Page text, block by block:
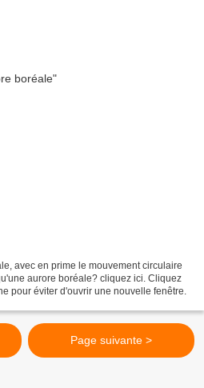
avec en prime le mouvement circulaire
aurore boréale? cliquez ici. Cliquez
pour éviter d'ouvrir une nouvelle fenêtre.
Page suivante >